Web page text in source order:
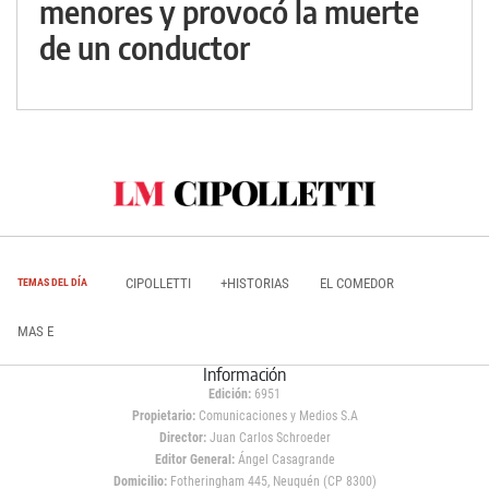
menores y provocó la muerte
de un conductor
TEMAS DEL DÍA CIPOLLETTI +HISTORIAS EL COMEDOR
MAS E
Información
Edición: 6951
Propietario:Comunicaciones y Medios S.A
Director: Juan Carlos Schroeder
Editor General:Ángel Casagrande
Domicilio:Fotheringham 445, Neuquén (CP 8300)